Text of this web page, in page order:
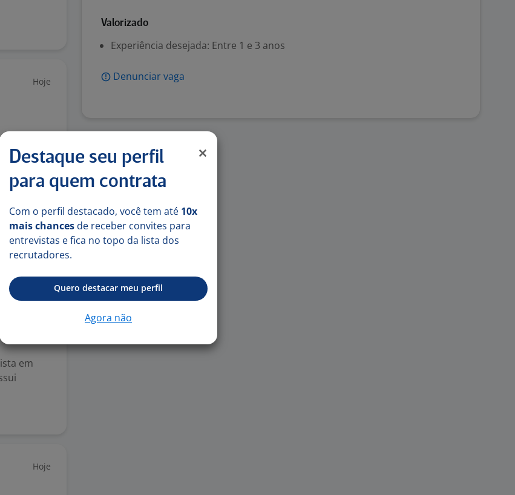
Hoje
com
Hoje
em
Hoje
Valorizado
Experiência desejada: Entre 1 e 3 anos
Denunciar vaga
Destaque seu perfil
para quem contrata
Com o perfil destacado, você tem até 10x
mais chances de receber convites para
entrevistas e fica no topo da lista dos
recrutadores.
Quero destacar meu perfil
Agora não